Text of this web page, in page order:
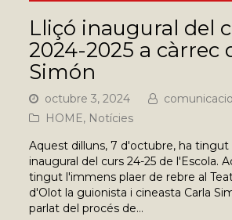
Lliçó inaugural del
2024-2025 a càrrec
Simón
octubre 3, 2024
comunicacio
HOME, Notícies
Aquest dilluns, 7 d'octubre, ha tingut
inaugural del curs 24-25 de l'Escola.
tingut l'immens plaer de rebre al
d'Olot la guionista i cineasta Carla
parlat del procés de…